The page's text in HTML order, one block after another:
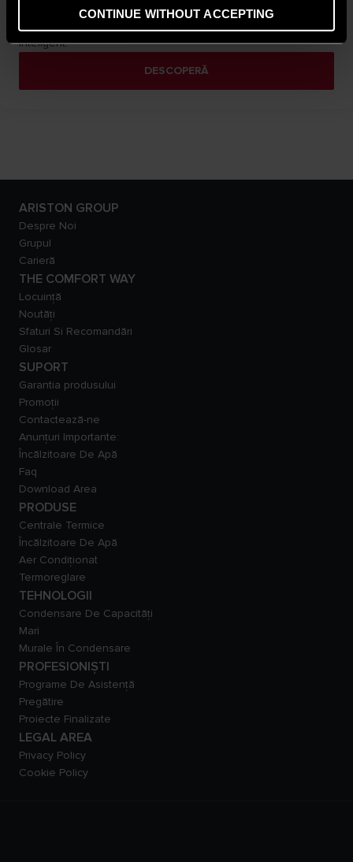
CONTINUE WITHOUT ACCEPTING
Echipată cu Energy Manager, optimizează consumul și oferă
eficiență energetică ridicată, confort constant și control
inteligent.
DESCOPERĂ
ARISTON GROUP
Despre Noi
Grupul
Carieră
THE COMFORT WAY
Locuință
Noutăți
Sfaturi Si Recomandări
Glosar
SUPORT
Garantia produsului
Promoții
Contactează-ne
Anunțuri Importante:
Încălzitoare De Apă
Faq
Download Area
PRODUSE
Centrale Termice
Încălzitoare De Apă
Aer Condiționat
Termoreglare
TEHNOLOGII
Condensare De Capacităţi
Mari
Murale În Condensare
PROFESIONIȘTI
Programe De Asistență
Pregătire
Proiecte Finalizate
LEGAL AREA
Privacy Policy
Cookie Policy